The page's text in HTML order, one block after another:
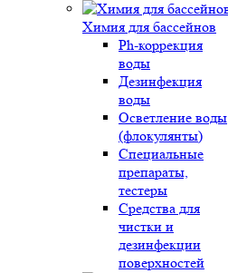
Химия для бассейнов
Ph-коррекция
воды
Дезинфекция
воды
Осветление воды
(флокулянты)
Специальные
препараты,
тестеры
Средства для
чистки и
дезинфекции
поверхностей